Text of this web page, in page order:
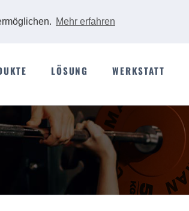
Mehr erfahren
LÖSUNG WERKSTATT